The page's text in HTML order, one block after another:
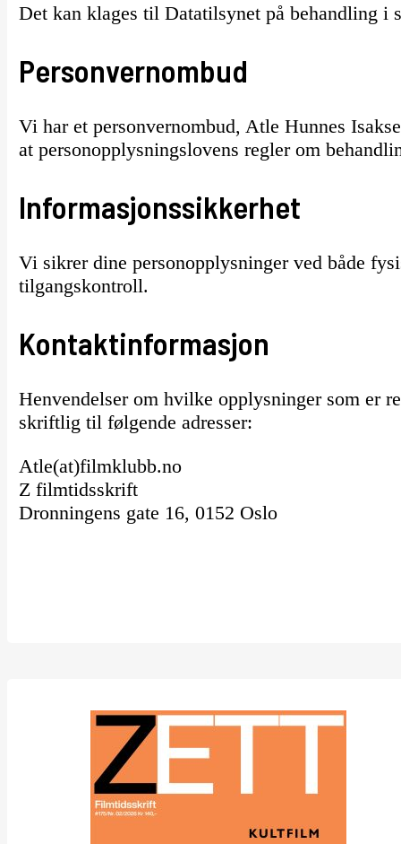
Det kan klages til Datatilsynet på behandling i
Personvernombud
Vi har et personvernombud, Atle Hunnes
at personopplysningslovens regler om
Informasjonssikkerhet
Vi sikrer dine personopplysninger ved både
tilgangskontroll.
Kontaktinformasjon
Henvendelser om hvilke opplysninger som er
skriftlig til følgende adresser:
Atle(at)filmklubb.no
Z filmtidsskrift
Dronningens gate 16, 0152 Oslo